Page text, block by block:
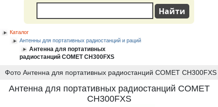
Каталог
Антенны для портативных радиостанций и раций
Антенна для портативных
радиостанций COMET CH300FXS
Фото Антенна для портативных радиостанций COMET CH300FXS
Антенна для портативных радиостанций COMET
CH300FXS